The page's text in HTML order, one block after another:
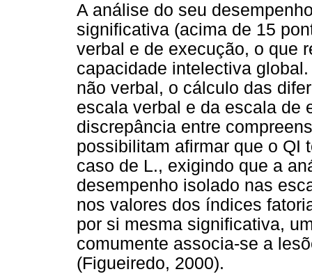
A análise do seu
significativa (acima de 15
verbal e de execução, o que
capacidade intelectiva
não verbal, o cálculo das
escala verbal e da escala de
discrepância entre
possibilitam afirmar que o QI
caso de L., exigindo que a
desempenho isolado nas
nos valores dos índices
por si mesma significativa,
comumente associa-se a
(Figueiredo, 2000).